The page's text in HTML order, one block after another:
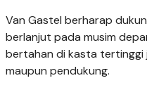
Van Gastel berharap
berlanjut pada musim
bertahan di kasta tertinggi
maupun pendukung.